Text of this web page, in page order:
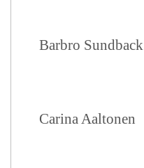
Barbro Sundback
Carina Aaltonen